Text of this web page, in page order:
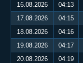
16.08.2026
04:13
17.08.2026
04:15
18.08.2026
04:16
19.08.2026
04:17
20.08.2026
04:19